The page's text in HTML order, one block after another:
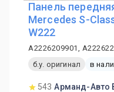
Панель
Mercedes S-
W222
A2226209901,
б.у. оригинал
в
543 Арманд-Авто